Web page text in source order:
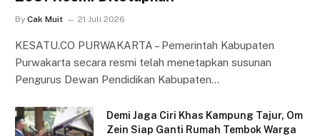
By Cak Muit 21 Juli 2026
KESATU.CO PURWAKARTA – Pemerintah Kabupaten
Purwakarta secara resmi telah menetapkan susunan
Pengurus Dewan Pendidikan Kabupaten…
Demi Jaga Ciri Khas Kampung Tajur, Om
Zein Siap Ganti Rumah Tembok Warga